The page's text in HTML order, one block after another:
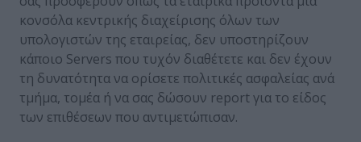
κονσόλα κεντρικής διαχείρισης όλων των
υπολογιστών της εταιρείας, δεν υποστηρίζουν
κάποιο Servers που τυχόν διαθέτετε και δεν έχουν
τη δυνατότητα να ορίσετε πολιτικές ασφαλείας ανά
τμήμα, τομέα ή να σας δώσουν report για το είδος
των επιθέσεων που αντιμετώπισαν.